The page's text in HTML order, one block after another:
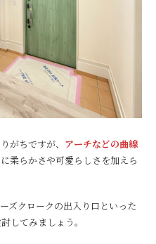
がちですが、 アーチなどの曲線
柔らかさや可愛らしさを加えら
ズクロークの出入り口といった
してみましょう。